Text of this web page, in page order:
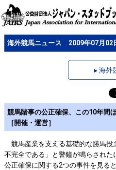
海外競馬ニュース 2009年07月02
▸ 海外
競馬賭事の公正確保、この10年間
［開催・運営］
競馬産業を支える基礎的な勝馬投
不完全である」と警鐘が鳴らされ
公正確保に関する2つの事件を見る